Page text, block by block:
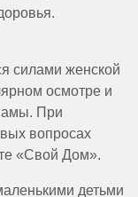
силами женской
осмотре и
При
вопросах
«Свой Дом».
детьми